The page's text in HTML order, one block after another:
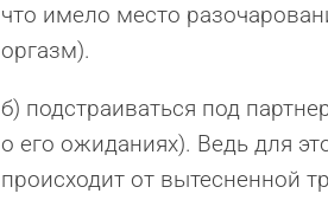
что имело место
оргазм).
б) подстраиваться под
о его ожиданиях). Ведь для
происходит от вытесненной